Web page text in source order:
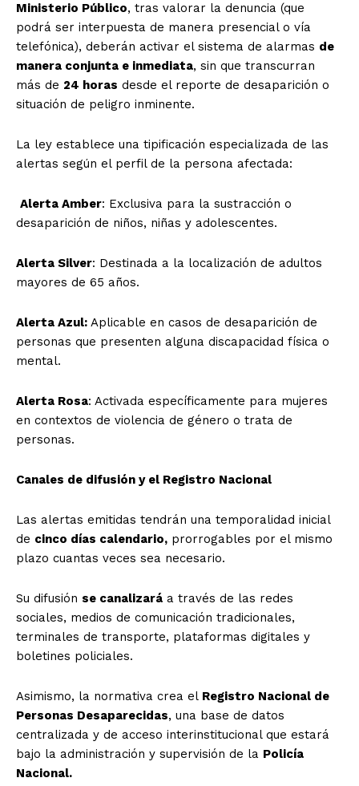
Ministerio Público, tras valorar la denuncia (que
podrá ser interpuesta de manera presencial o vía
telefónica), deberán activar el sistema de alarmas de
manera conjunta e inmediata, sin que transcurran
más de 24 horas desde el reporte de desaparición o
situación de peligro inminente.
La ley establece una tipificación especializada de las
alertas según el perfil de la persona afectada:
Alerta Amber: Exclusiva para la sustracción o
desaparición de niños, niñas y adolescentes.
Alerta Silver: Destinada a la localización de adultos
mayores de 65 años.
Alerta Azul: Aplicable en casos de desaparición de
personas que presenten alguna discapacidad física o
mental.
Alerta Rosa: Activada específicamente para mujeres
en contextos de violencia de género o trata de
personas.
Canales de difusión y el Registro Nacional
Las alertas emitidas tendrán una temporalidad inicial
de cinco días calendario, prorrogables por el mismo
plazo cuantas veces sea necesario.
Su difusión se canalizará a través de las redes
sociales, medios de comunicación tradicionales,
terminales de transporte, plataformas digitales y
boletines policiales.
Asimismo, la normativa crea el Registro Nacional de
Personas Desaparecidas, una base de datos
centralizada y de acceso interinstitucional que estará
bajo la administración y supervisión de la Policía
Nacional.